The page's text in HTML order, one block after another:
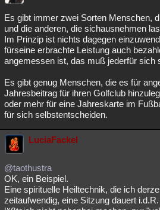
Es gibt immer zwei Sorten Menschen,
und die anderen, die sichausnehmen
Im Prinzip ist nichts dagegen
fürseine erbrachte Leistung auch
angemessen ist, das muß jederfür sich
Es gibt genug Menschen, die es für
Jahresbeitrag für ihren Golfclub
oder mehr für eine Jahreskarte im
für sich selbstentscheiden.
LuciaFackel
@taothustra
OK, ein Beispiel.
Eine spirituelle Heiltechnik, die ich
zeitaufwendig, eine Sitzung dauert